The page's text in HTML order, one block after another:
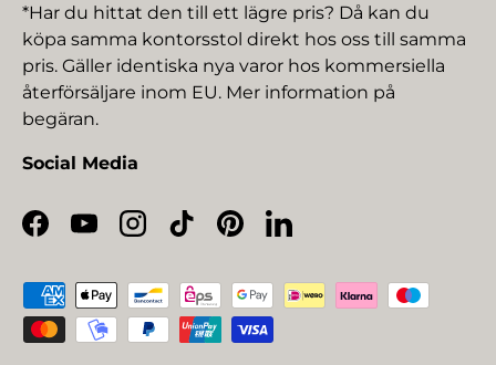
*Har du hittat den till ett lägre pris? Då kan du
köpa samma kontorsstol direkt hos oss till samma
pris. Gäller identiska nya varor hos kommersiella
återförsäljare inom EU. Mer information på
begäran.
Social Media
Facebook
YouTubeInstagram
TikTokPinterestLinkedIn
Betalningsmetoder